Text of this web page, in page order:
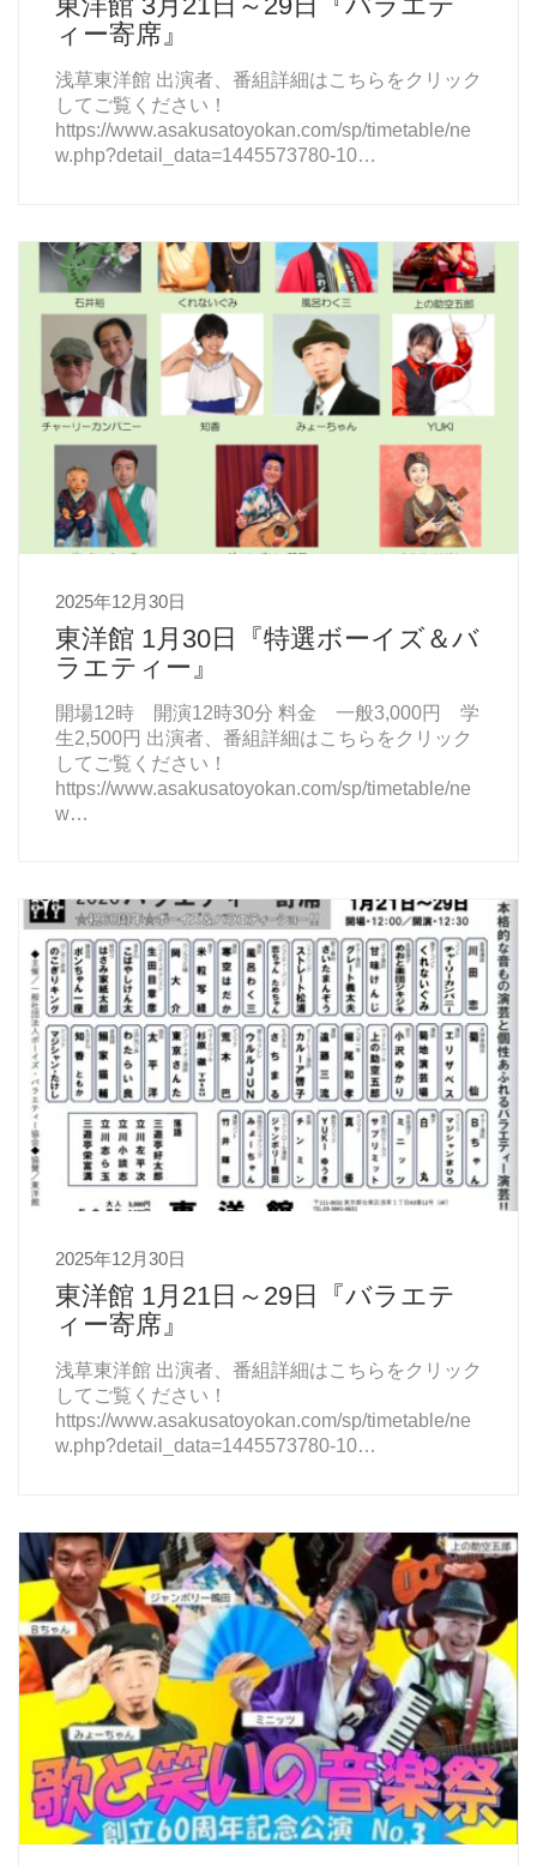
ィー寄席』
浅草東洋館 出演者、番組詳細はこちらをクリック
してご覧ください！
https://www.asakusatoyokan.com/sp/timetable/ne
w.php?detail_data=1445573780-10…
2025年12月30日
東洋館 1月30日『特選ボーイズ＆バ
ラエティー』
開場12時 開演12時30分 料金 一般3,000円 学
生2,500円 出演者、番組詳細はこちらをクリック
してご覧ください！
https://www.asakusatoyokan.com/sp/timetable/ne
w…
2025年12月30日
東洋館 1月21日～29日『バラエテ
ィー寄席』
浅草東洋館 出演者、番組詳細はこちらをクリック
してご覧ください！
https://www.asakusatoyokan.com/sp/timetable/ne
w.php?detail_data=1445573780-10…